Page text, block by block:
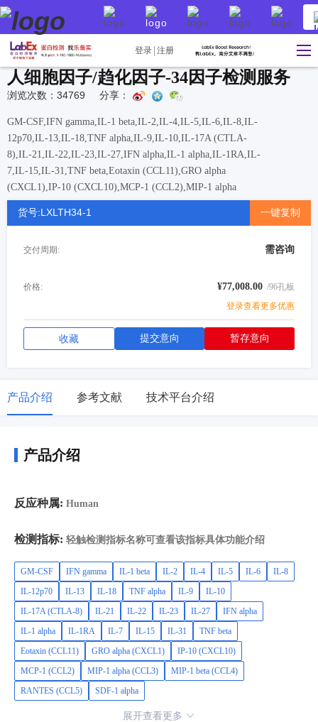
登录 注册
人细胞因子/趋化因子-34因子检测服务
浏览次数：34769 分享：
GM-CSF,IFN gamma,IL-1 beta,IL-2,IL-4,IL-5,IL-6,IL-8,IL-
12p70,IL-13,IL-18,TNF alpha,IL-9,IL-10,IL-17A (CTLA-
8),IL-21,IL-22,IL-23,IL-27,IFN alpha,IL-1 alpha,IL-1RA,IL-
7,IL-15,IL-31,TNF beta,Eotaxin (CCL11),GRO alpha
(CXCL1),IP-10 (CXCL10),MCP-1 (CCL2),MIP-1 alpha
(CCL3),MIP-1 beta (CCL4),RANTES (CCL5),SDF-1 alpha
货号:LXLTH34-1 一键复制
交付周期: 需咨询
价格: ¥77,008.00 /96孔板
登录查看更多优惠
收藏 提交意向 暂存意向
产品介绍 参考文献 技术平台介绍
产品介绍
反应种属: Human
检测指标: 轻触检测指标名称可查看该指标具体功能介绍
GM-CSF IFN gamma IL-1 beta IL-2 IL-4 IL-5 IL-6
IL-8
IL-12p70
IL-13 IL-18 TNF alpha IL-9
IL-10
IL-17A (CTLA-8)
IL-21 IL-22 IL-23 IL-27
IFN alpha
IL-1 alpha
IL-1RA IL-7 IL-15 IL-31
TNF beta
Eotaxin (CCL11)
GRO alpha (CXCL1)
IP-10 (CXCL10)
MCP-1 (CCL2)
MIP-1 alpha (CCL3)
MIP-1 beta (CCL4)
RANTES (CCL5)
SDF-1 alpha
展开查看更多